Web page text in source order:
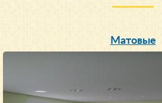
Матовые